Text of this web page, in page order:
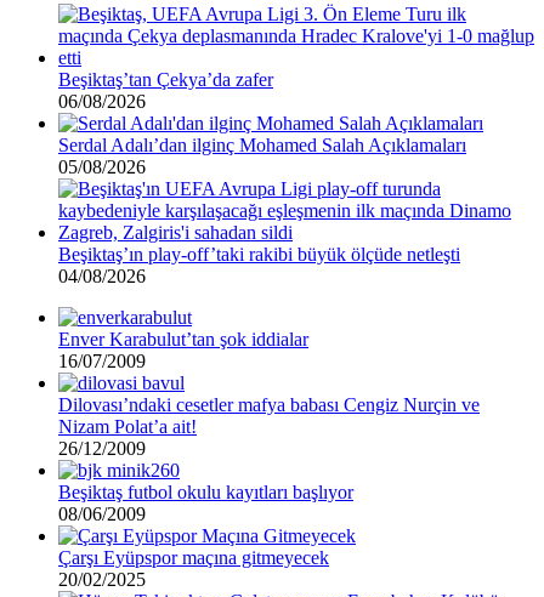
Beşiktaş’tan Çekya’da zafer
06/08/2026
Serdal Adalı’dan ilginç Mohamed Salah Açıklamaları
05/08/2026
Beşiktaş’ın play-off’taki rakibi büyük ölçüde netleşti
04/08/2026
Enver Karabulut’tan şok iddialar
16/07/2009
Dilovası’ndaki cesetler mafya babası Cengiz Nurçin ve
Nizam Polat’a ait!
26/12/2009
Beşiktaş futbol okulu kayıtları başlıyor
08/06/2009
Çarşı Eyüpspor maçına gitmeyecek
20/02/2025